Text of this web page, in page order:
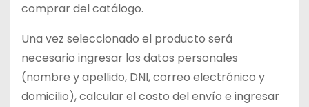
comprar del catálogo.
Una vez seleccionado el producto será
necesario ingresar los datos personales
(nombre y apellido, DNI, correo electrónico y
domicilio), calcular el costo del envío e ingresar